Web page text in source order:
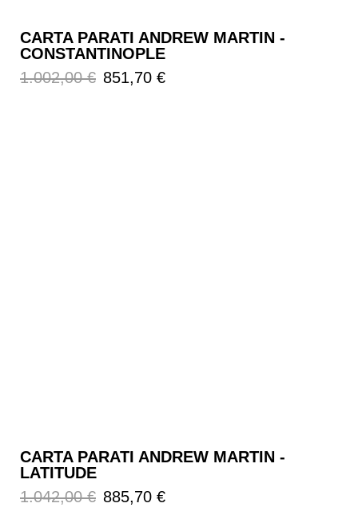
CARTA PARATI ANDREW MARTIN -
CONSTANTINOPLE
Prezzo
1.002,00 € Prezzo
851,70 €
CARTA PARATI ANDREW MARTIN -
LATITUDE
Prezzo
1.042,00 € Prezzo
885,70 €